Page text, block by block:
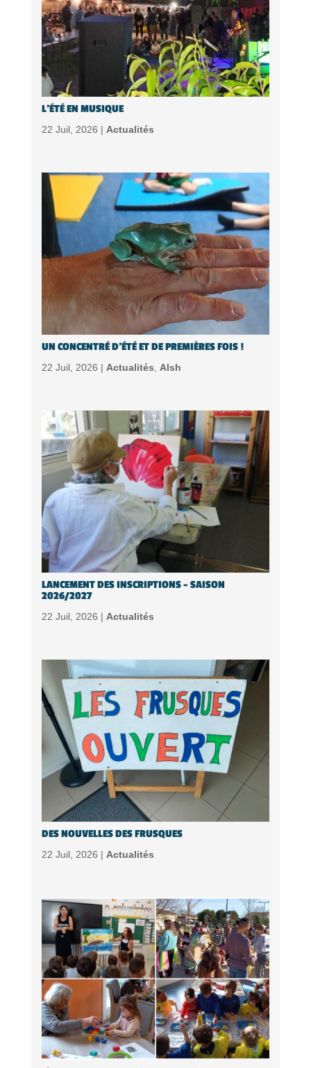
L’ÉTÉ EN MUSIQUE
22 Juil, 2026 | Actualités
UN CONCENTRÉ D’ÉTÉ ET DE PREMIÈRES FOIS !
22 Juil, 2026 | Actualités Alsh
LANCEMENT DES INSCRIPTIONS – SAISON
2026/2027
22 Juil, 2026 | Actualités
DES NOUVELLES DES FRUSQUES
22 Juil, 2026 | Actualités